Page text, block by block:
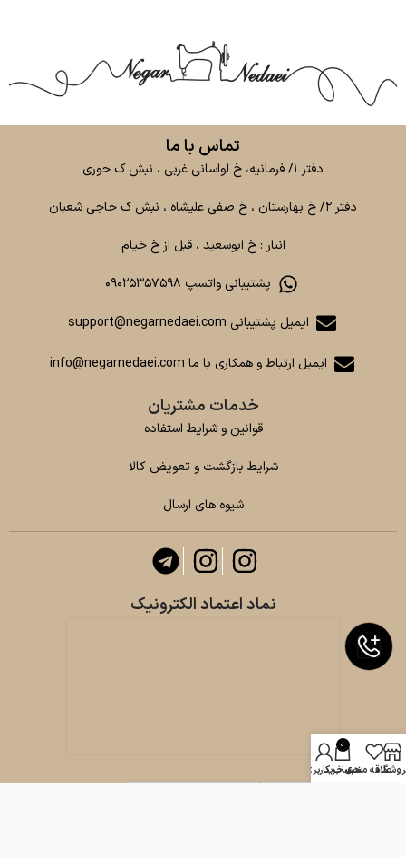
تماس با ما
دفتر ۱/ فرمانیه، خ لواسانی غربی ، نبش ک حوری
دفتر ۲/ خ بهارستان ، خ صفی علیشاه ، نبش ک حاجی شعبان
انبار : خ ابوسعید ، قبل از خ خیام
پشتیبانی واتسپ ۰۹۰۲۵۳۵۷۵۹۸
ایمیل پشتیبانی support@negarnedaei.com
ایمیل ارتباط و همکاری با ما info@negarnedaei.com
خدمات مشتریان
قوانین و شرایط استفاده
شرایط بازگشت و تعویض کالا
شیوه های ارسال
نماد اعتماد الکترونیک
علاقه مندی
0
سبد خرید
حساب کاربری من